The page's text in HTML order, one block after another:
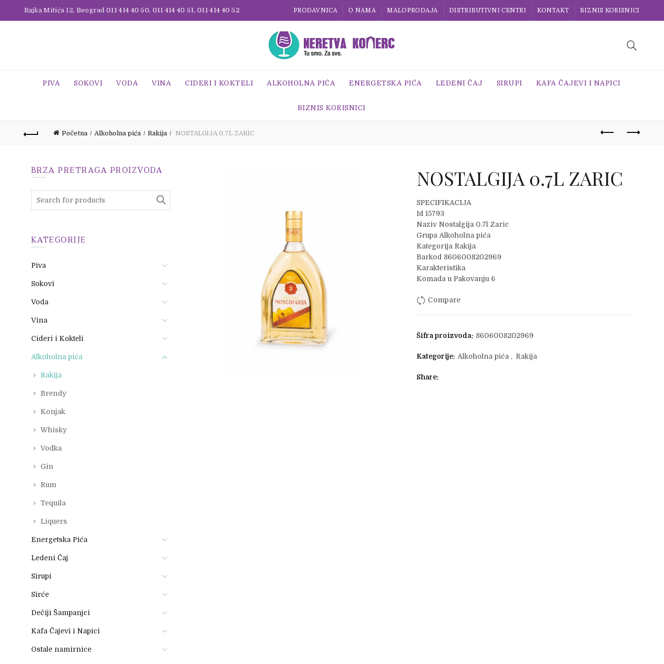
Rajka Mitića 12, Beograd011 414 40 50, 011 414 40 51,011 414 40 52 PRODAVNICA O NAMA MALOPRODAJA DISTRIBUTIVNI CENTRI KONTAKT BIZNIS KORISNICI
PIVA SOKOVI VODA VINA CIDERI I KOKTELI ALKOHOLNA PIĆA ENERGETSKA PIĆA LEDENI ČAJ SIRUPI KAFA ČAJEVI I NAPICI
BIZNIS KORISNICI
Početna Alkoholna pića Rakija NOSTALGIJA 0.7L ZARIC
NOSTALGIJA 0.7L ZARIC
SPECIFIKACIJA
Id 15793
Naziv Nostalgija 0.7l Zaric
Grupa Alkoholna pića
Kategorija Rakija
Barkod 8606008202969
Karakteristika
Komada u Pakovanju 6
Compare
Šifra proizvoda: 8606008202969
Kategorije: Alkoholna pića , Rakija
Share
BRZA PRETRAGA PROIZVODA
KATEGORIJE
Piva
Sokovi
Voda
Vina
Cideri i Kokteli
Alkoholna pića
Rakija
Brendy
Konjak
Whisky
Vodka
Gin
Rum
Tequila
Liquers
Energetska Pića
Ledeni Čaj
Sirupi
Sirće
Dečiji Šampanjci
Kafa Čajevi i Napici
Ostale namirnice